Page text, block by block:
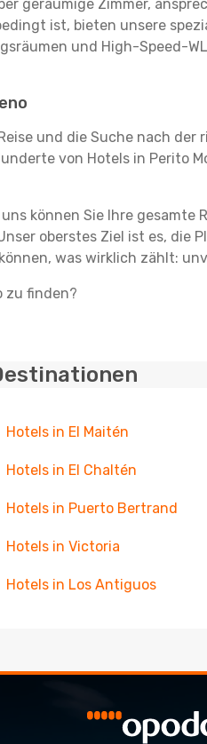
geräumige Zimmer,
ist, bieten unsere
und High-Speed-
und die Suche nach
von Hotels in Perito
uns können Sie Ihre gesamte
oberstes Ziel ist es,
was wirklich zählt:
zu finden?
Hotels in El Maitén
Hotels in El Chaltén
Hotels in Puerto Bertrand
Hotels in Victoria
Hotels in Los Antiguos